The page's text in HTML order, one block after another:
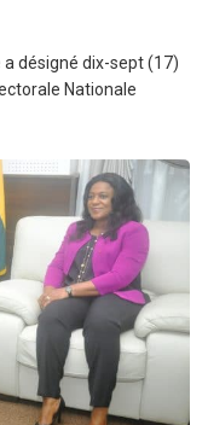
a désigné dix-sept (17)
Nationale